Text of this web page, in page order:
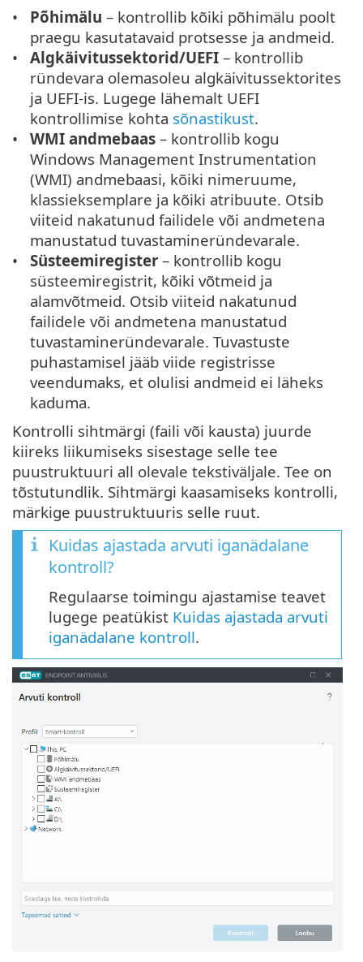
Põhimälu – kontrollib kõiki põhimälu poolt
praegu kasutatavaid protsesse ja andmeid.
Algkäivitussektorid/UEFI – kontrollib
ründevara olemasoleu algkäivitussektorites
ja UEFI-is. Lugege lähemalt UEFI
kontrollimise kohta sõnastikust.
WMI andmebaas – kontrollib kogu
Windows Management Instrumentation
(WMI) andmebaasi, kõiki nimeruume,
klassieksemplare ja kõiki atribuute. Otsib
viiteid nakatunud failidele või andmetena
manustatud tuvastamineründevarale.
Süsteemiregister – kontrollib kogu
süsteemiregistrit, kõiki võtmeid ja
alamvõtmeid. Otsib viiteid nakatunud
failidele või andmetena manustatud
tuvastamineründevarale. Tuvastuste
puhastamisel jääb viide registrisse
veendumaks, et olulisi andmeid ei läheks
kaduma.
Kontrolli sihtmärgi (faili või kausta) juurde
kiireks liikumiseks sisestage selle tee
puustruktuuri all olevale tekstiväljale. Tee on
tõstutundlik. Sihtmärgi kaasamiseks kontrolli,
märkige puustruktuuris selle ruut.
Kuidas ajastada arvuti iganädalane
kontroll?
Regulaarse toimingu ajastamise teavet
lugege peatükist Kuidas ajastada arvuti
iganädalane kontroll.